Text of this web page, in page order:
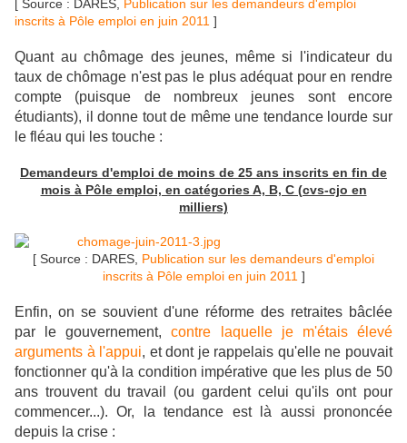
[ Source : DARES, Publication sur les demandeurs d'emploi
inscrits à Pôle emploi en juin 2011 ]
Quant au chômage des jeunes, même si l'indicateur du
taux de chômage n'est pas le plus adéquat pour en rendre
compte (puisque de nombreux jeunes sont encore
étudiants), il donne tout de même une tendance lourde sur
le fléau qui les touche :
Demandeurs d'emploi de moins de 25 ans inscrits en fin de
mois à Pôle emploi, en catégories A, B, C (cvs-cjo en
milliers)
[ Source : DARES, Publication sur les demandeurs d'emploi
inscrits à Pôle emploi en juin 2011 ]
Enfin, on se souvient d'une réforme des retraites bâclée
par le gouvernement,contre laquelle je m'étais élevé
arguments à l'appui, et dont je rappelais qu'elle ne pouvait
fonctionner qu'à la condition impérative que les plus de 50
ans trouvent du travail (ou gardent celui qu'ils ont pour
commencer...). Or, la tendance est là aussi prononcée
depuis la crise :